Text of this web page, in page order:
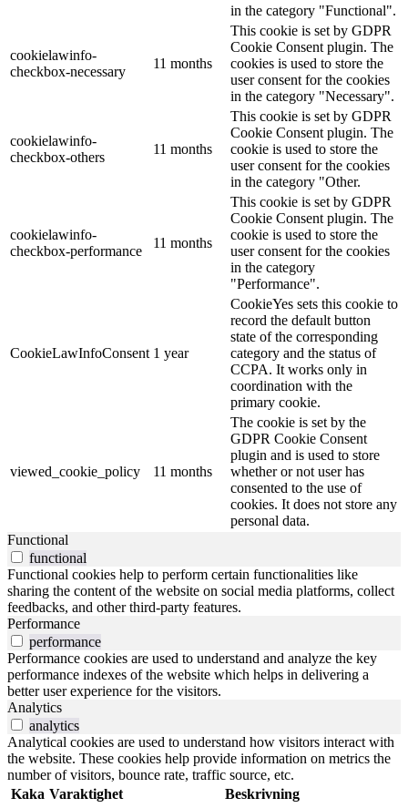
in the category "Functional".
cookielawinfo-
checkbox-necessary
11 months
This cookie is set by GDPR
Cookie Consent plugin. The
cookies is used to store the
user consent for the cookies
in the category "Necessary".
cookielawinfo-
checkbox-others
11 months
This cookie is set by GDPR
Cookie Consent plugin. The
cookie is used to store the
user consent for the cookies
in the category "Other.
cookielawinfo-
checkbox-performance
11 months
This cookie is set by GDPR
Cookie Consent plugin. The
cookie is used to store the
user consent for the cookies
in the category
"Performance".
CookieLawInfoConsent 1 year
CookieYes sets this cookie to
record the default button
state of the corresponding
category and the status of
CCPA. It works only in
coordination with the
primary cookie.
viewed_cookie_policy 11 months
The cookie is set by the
GDPR Cookie Consent
plugin and is used to store
whether or not user has
consented to the use of
cookies. It does not store any
personal data.
Functional
functional
Functional cookies help to perform certain functionalities like
sharing the content of the website on social media platforms, collect
feedbacks, and other third-party features.
Performance
performance
Performance cookies are used to understand and analyze the key
performance indexes of the website which helps in delivering a
better user experience for the visitors.
Analytics
analytics
Analytical cookies are used to understand how visitors interact with
the website. These cookies help provide information on metrics the
number of visitors, bounce rate, traffic source, etc.
Kaka Varaktighet
Beskrivning